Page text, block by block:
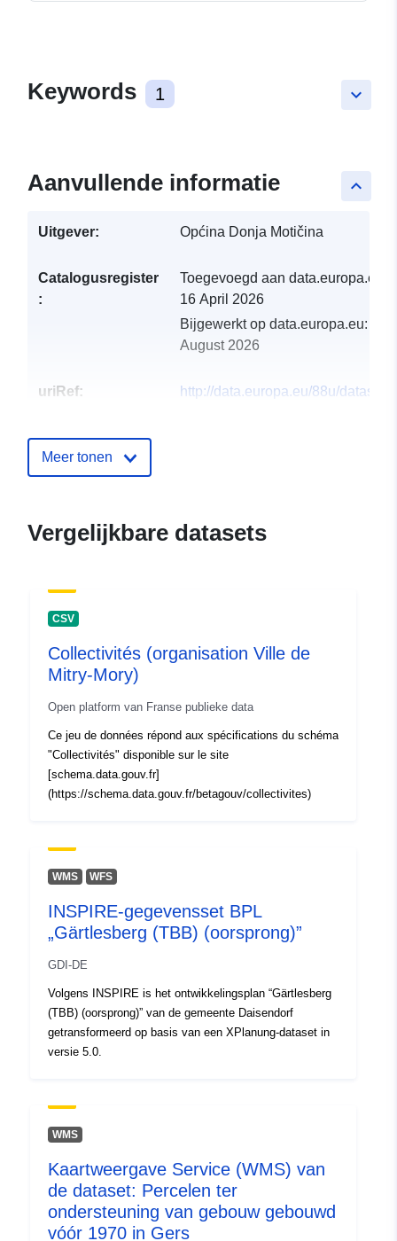
keyboard_arrow_down
Keywords 1
keyboard_arrow_up
Aanvullende informatie
Uitgever: Općina Donja Motičina
Catalogusregister
:
Toegevoegd aan data.europa.eu:
16 April 2026
Bijgewerkt op data.europa.eu:
August 2026
uriRef:
http://data.europa.eu/88u/dataset/
Meer tonen
Vergelijkbare datasets
CSV
Collectivités (organisation Ville de
Mitry-Mory)
Open platform van Franse publieke data
Ce jeu de données répond aux spécifications du schéma
"Collectivités" disponible sur le site
[schema.data.gouv.fr]
(https://schema.data.gouv.fr/betagouv/collectivites)
WMS WFS
INSPIRE-gegevensset BPL
„Gärtlesberg (TBB) (oorsprong)”
GDI-DE
Volgens INSPIRE is het ontwikkelingsplan “Gärtlesberg
(TBB) (oorsprong)” van de gemeente Daisendorf
getransformeerd op basis van een XPlanung-dataset in
versie 5.0.
WMS
Kaartweergave Service (WMS) van
de dataset: Percelen ter
ondersteuning van gebouw gebouwd
vóór 1970 in Gers